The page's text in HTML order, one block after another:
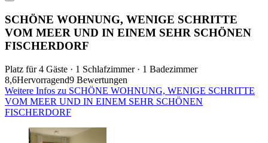
SCHÖNE WOHNUNG, WENIGE SCHRITTE
VOM MEER UND IN EINEM SEHR SCHÖNEN
FISCHERDORF
Platz für 4 Gäste · 1 Schlafzimmer · 1 Badezimmer
8,6Hervorragend9 Bewertungen
Weitere Infos zu SCHÖNE WOHNUNG, WENIGE SCHRITTE
VOM MEER UND IN EINEM SEHR SCHÖNEN
FISCHERDORF